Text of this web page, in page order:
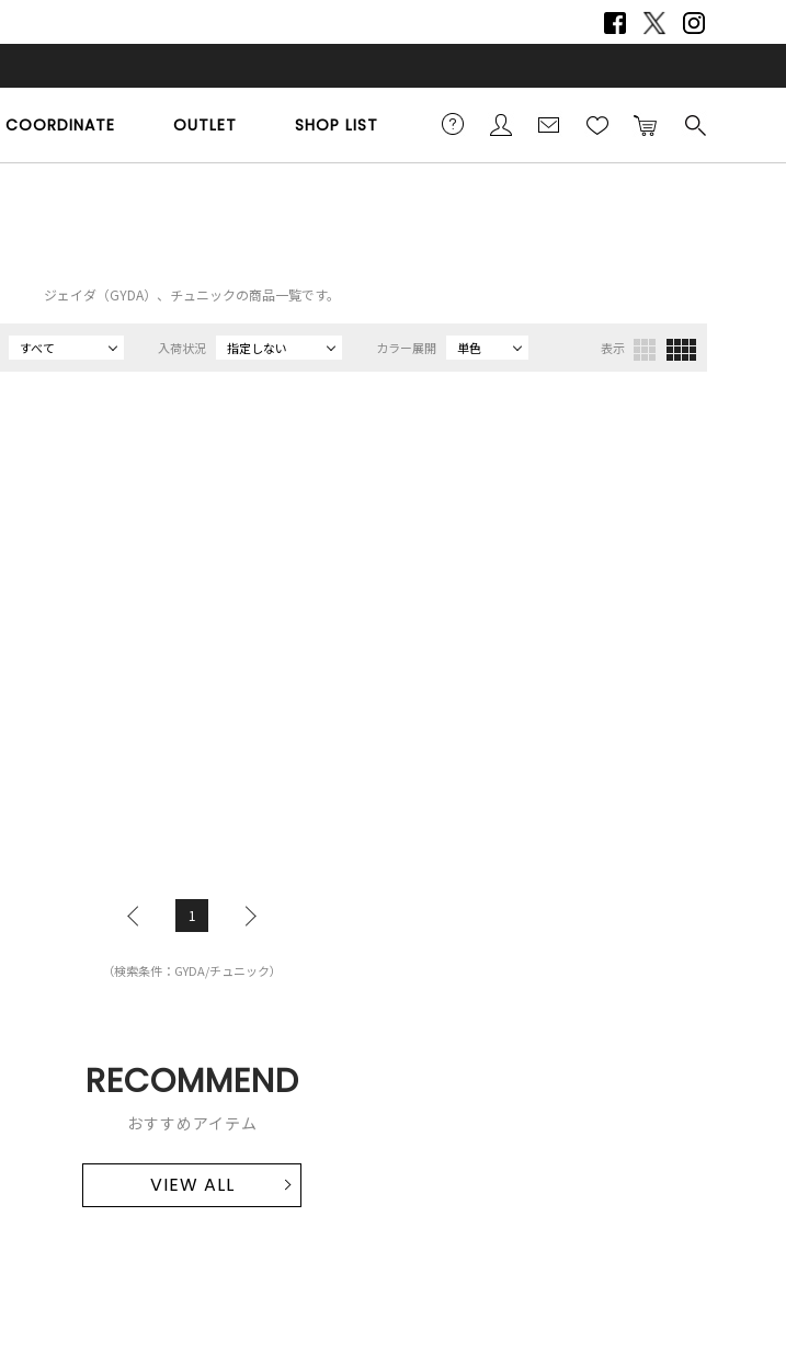
COORDINATE OUTLET SHOP LIST
ジェイダ（GYDA）、チュニックの商品一覧です。
すべて 入荷状況 指定しない カラー展開 単色 表示
1
（検索条件：GYDA/チュニック）
RECOMMEND
おすすめアイテム
VIEW ALL